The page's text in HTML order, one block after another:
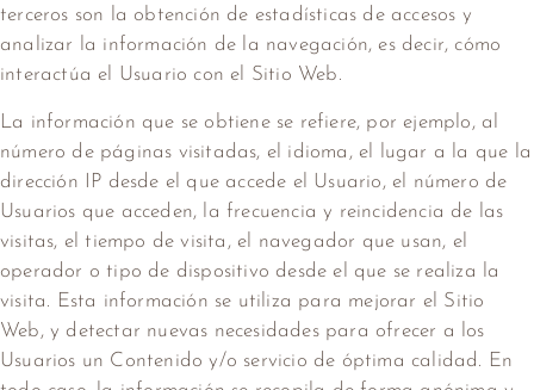
terceros son la obtención de estadísticas de accesos y
analizar la información de la navegación, es decir, cómo
interactúa el Usuario con el Sitio Web.
La información que se obtiene se refiere, por ejemplo, al
número de páginas visitadas, el idioma, el lugar a la que la
dirección IP desde el que accede el Usuario, el número de
Usuarios que acceden, la frecuencia y reincidencia de las
visitas, el tiempo de visita, el navegador que usan, el
operador o tipo de dispositivo desde el que se realiza la
visita. Esta información se utiliza para mejorar el Sitio
Web, y detectar nuevas necesidades para ofrecer a los
Usuarios un Contenido y/o servicio de óptima calidad. En